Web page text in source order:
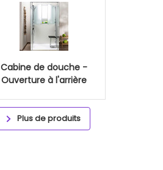
Cabine de douche -
Ouverture à l'arrière
Plus de produits